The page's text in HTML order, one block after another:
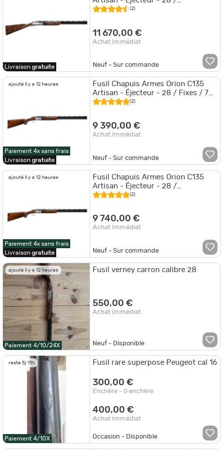
Livraison gratuite
Interchangeables / 70 cm
(2)
11 670,00 €
Achat Immédiat
Neuf - Sur commande
ajouté il y a 12 heures
Paiement 4x sans frais
Livraison gratuite
Fusil Chapuis Armes Orion C135
Artisan - Éjecteur - 28 / Fixes / 70
cm
(2)
9 390,00 €
Achat Immédiat
Neuf - Sur commande
ajouté il y a 12 heures
Paiement 4x sans frais
Livraison gratuite
Fusil Chapuis Armes Orion C135
Artisan - Éjecteur - 28 /
Interchangeables / 70 cm
(2)
9 740,00 €
Achat Immédiat
Neuf - Sur commande
ajouté il y a 12 heures
Paiement 4/10/24X
Fusil verney carron calibre 28
550,00 €
Achat Immédiat
Neuf - Disponible
reste 5j 11h
Paiement 4/10X
Fusil rare superpose Peugeot cal 16
300,00 €
Enchère - 0 enchère
400,00 €
Achat Immédiat
Occasion - Disponible